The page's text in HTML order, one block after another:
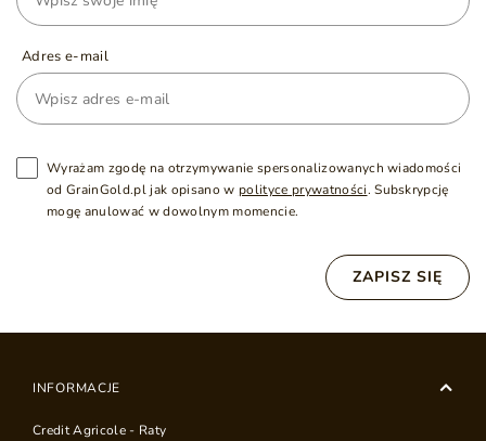
Adres e-mail
Wyrażam zgodę na otrzymywanie spersonalizowanych wiadomości
od GrainGold.pl jak opisano w polityce prywatności. Subskrypcję
mogę anulować w dowolnym momencie.
ZAPISZ SIĘ
INFORMACJE
Credit Agricole - Raty